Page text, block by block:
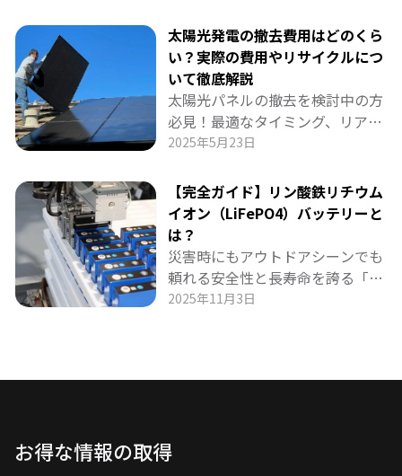
は、スマートフォンやノートパソ
コンだけでなく、高精度の家電製
品などにも安全な電源のニーズが
高まっています。この記事では、
正弦波インバーターの特徴や他の
タイプとの違いをわかりやすく解
方をお伝えします
太陽光発電の撤去費用はどのくら
い？実際の費用やリサイクルにつ
いて徹底解説
太陽光パネルの撤去を検討中の方
必見！最適なタイミング、リアル
な費用相場、コストを抑える秘策
す。撤去をスムーズに進め、「次
の一歩」を踏み出すための安心ガ
イドをお届けします！
2025年5月23日
【完全ガイド】リン酸鉄リチウム
イオン（LiFePO4）バッテリーと
は？
災害時にもアウトドアシーンでも
頼れる安全性と長寿命を誇る「リ
ン酸鉄リチウムバッテリー
非常時に心強い味方となります。
を供給します。本記事では、
2025年11月3日
お得な情報の取得